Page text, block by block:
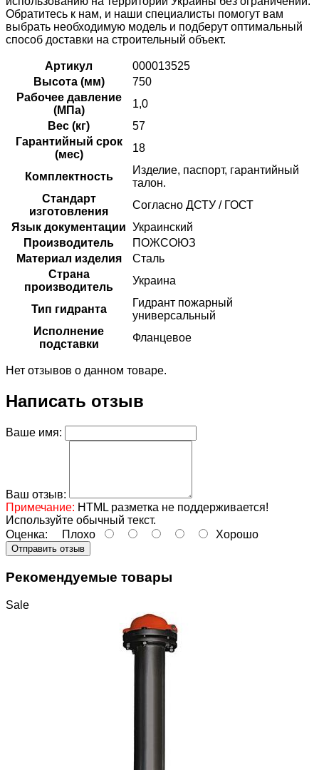
Обратитесь к нам, и наши специалисты помогут вам
выбрать необходимую модель и подберут оптимальный
способ доставки на строительный объект.
Артикул
000013525
Высота (мм)
750
Рабочее давление
(МПа)
1,0
Вес (кг)
57
Гарантийный срок
(мес)
18
Комплектность
Изделие, паспорт, гарантийный
талон.
Стандарт
изготовления
Согласно ДСТУ / ГОСТ
Язык документации Украинский
Производитель
ПОЖСОЮЗ
Материал изделия
Сталь
Страна
производитель
Украина
Тип гидранта
Гидрант пожарный
универсальный
Исполнение
подставки
Фланцевое
Нет отзывов о данном товаре.
Написать отзыв
Ваше имя:
Ваш отзыв:
Примечание: HTML разметка не поддерживается!
Используйте обычный текст.
Оценка: Плохо Хорошо
Отправить отзыв
Рекомендуемые товары
Sale